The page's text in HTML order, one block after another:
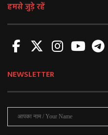
हमसे जुड़े रहें
NEWSLETTER